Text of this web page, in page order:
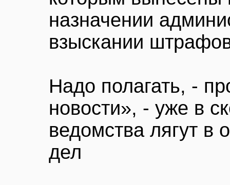
назначении
взыскании
Надо полагать, -
новости», - уже в
ведомства лягут в
дел